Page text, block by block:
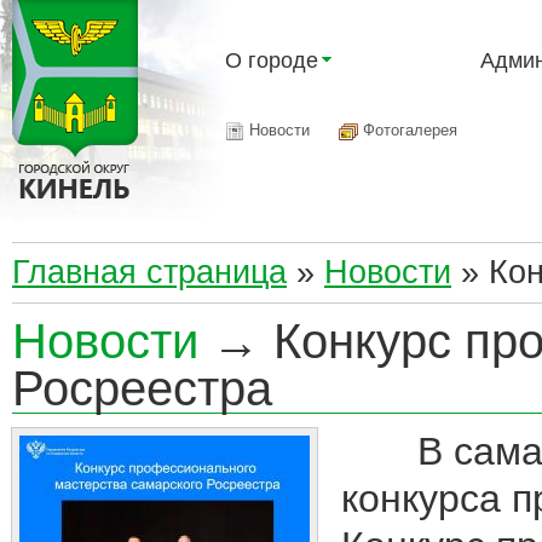
О городе
Новости Фотогалерея
Главная страница » Новости »
Новости → Конкурс
Росреестра
В
конкурса